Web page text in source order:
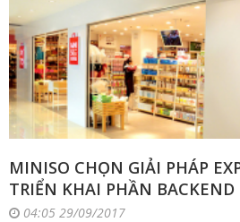
MINISO CHỌN GIẢI PHÁP
TRIỂN KHAI PHẦN BACKEND
04:05 29/09/2017